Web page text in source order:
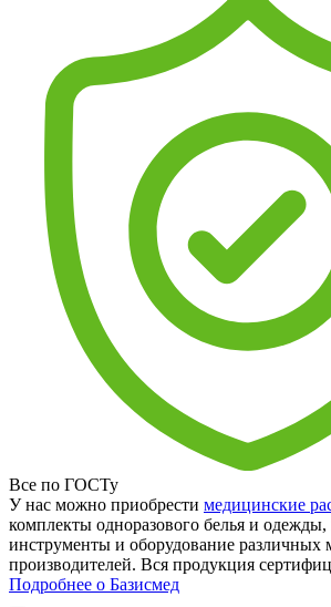
Все по ГОСТу
У нас можно приобрести медицинские
комплекты одноразового белья и
инструменты и оборудование различных
производителей. Вся продукция
Подробнее о Базисмед